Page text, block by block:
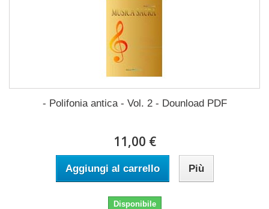
- Polifonia antica - Vol. 2 - Dounload PDF
11,00 €
Aggiungi al carrello Più
Disponibile